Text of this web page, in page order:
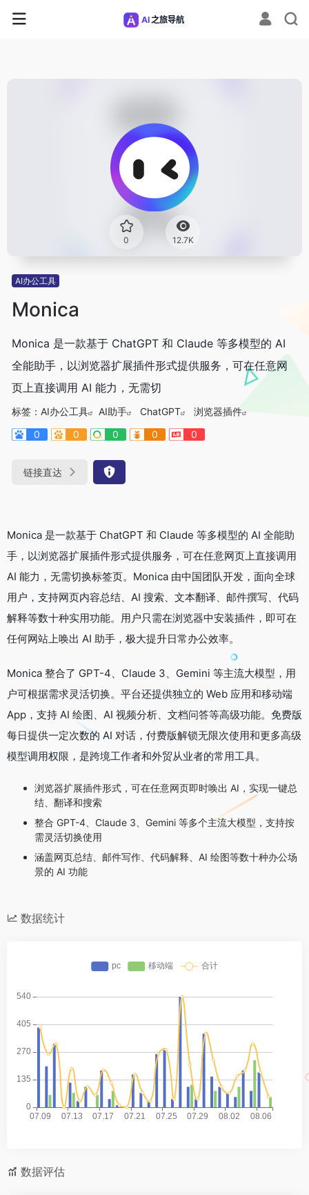
0 12.7K
AI办公工具
Monica
Monica 是一款基于 ChatGPT 和 Claude 等多模型的 AI
全能助手，以浏览器扩展插件形式提供服务，可在任意网
页上直接调用 AI 能力，无需切
标签： AI办公工具 AI助手 ChatGPT
浏览器插件
0
0 0 0 0
链接直达
Monica 是一款基于 ChatGPT 和 Claude 等多模型的 AI 全能助
手，以浏览器扩展插件形式提供服务，可在任意网页上直接调用
AI 能力，无需切换标签页。Monica 由中国团队开发，面向全球
用户，支持网页内容总结、AI 搜索、文本翻译、邮件撰写、代码
解释等数十种实用功能。用户只需在浏览器中安装插件，即可在
任何网站上唤出 AI 助手，极大提升日常办公效率。
Monica 整合了 GPT-4、Claude 3、Gemini 等主流大模型，用
户可根据需求灵活切换。平台还提供独立的 Web 应用和移动端
App，支持 AI 绘图、AI 视频分析、文档问答等高级功能。免费版
每日提供一定次数的 AI 对话，付费版解锁无限次使用和更多高级
模型调用权限，是跨境工作者和外贸从业者的常用工具。
浏览器扩展插件形式，可在任意网页即时唤出 AI，实现一键总
结、翻译和搜索
整合 GPT-4、Claude 3、Gemini 等多个主流大模型，支持按
需灵活切换使用
涵盖网页总结、邮件写作、代码解释、AI 绘图等数十种办公场
景的 AI 功能
数据统计
数据评估